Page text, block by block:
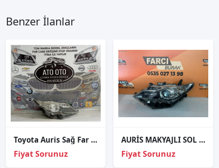
Benzer İlanlar
Toyota Auris Sağ Far 2012 - 2015 ORJINAL ÇIKMA
Fiyat Sorunuz
AURİS MAKYAJLI SOL FAR ORJİNAL
Fiyat Sorunuz